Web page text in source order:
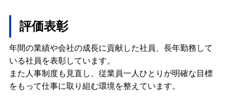
評価表彰
年間の業績や会社の成長に貢献した社員、長年勤務して
いる社員を表彰しています。
また人事制度も見直し、従業員一人ひとりが明確な目標
をもって仕事に取り組む環境を整えています。